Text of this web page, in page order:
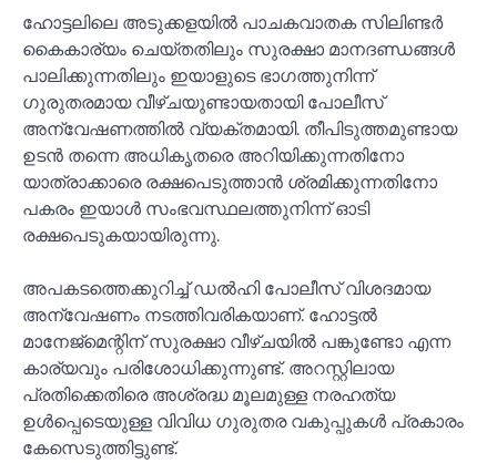
ഹോട്ടലിലെ അടുക്കളയില്‍ പാചകവാതക സിലിണ്ടർ
കൈകാര്യം ചെയ്തതിലും സുരക്ഷാ മാനദണ്ഡങ്ങള്‍
പാലിക്കുന്നതിലും ഇയാളുടെ ഭാഗത്തുനിന്ന്
ഗുരുതരമായ വീഴ്ചയുണ്ടായതായി പോലീസ്
അന്വേഷണത്തില്‍ വ്യക്തമായി. തീപിടുത്തമുണ്ടായ
ഉടൻ തന്നെ അധികൃതരെ അറിയിക്കുന്നതിനോ
യാത്രാക്കാരെ രക്ഷപെടുത്താൻ ശ്രമിക്കുന്നതിനോ
പകരം ഇയാള്‍ സംഭവസ്ഥലത്തുനിന്ന് ഓടി
രക്ഷപെടുകയായിരുന്നു.
അപകടത്തെക്കുറിച്ച്‌ ഡല്‍ഹി പോലീസ് വിശദമായ
അന്വേഷണം നടത്തിവരികയാണ്. ഹോട്ടല്‍
മാനേജ്‌മെന്റിന് സുരക്ഷാ വീഴ്ചയില്‍ പങ്കുണ്ടോ എന്ന
കാര്യവും പരിശോധിക്കുന്നുണ്ട്. അറസ്റ്റിലായ
പ്രതിക്കെതിരെ അശ്രദ്ധ മൂലമുള്ള നരഹത്യ
ഉള്‍പ്പെടെയുള്ള വിവിധ ഗുരുതര വകുപ്പുകള്‍ പ്രകാരം
കേസെടുത്തിട്ടുണ്ട്.